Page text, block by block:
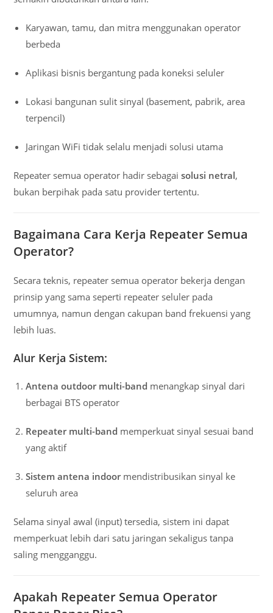
Karyawan, tamu, dan mitra menggunakan operator
berbeda
Aplikasi bisnis bergantung pada koneksi seluler
Lokasi bangunan sulit sinyal (basement, pabrik, area
terpencil)
Jaringan WiFi tidak selalu menjadi solusi utama
Repeater semua operator hadir sebagaisolusi netral,
bukan berpihak pada satu provider tertentu.
Bagaimana Cara Kerja Repeater Semua
Operator?
Secara teknis, repeater semua operator bekerja dengan
prinsip yang sama seperti repeater seluler pada
umumnya, namun dengan cakupan band frekuensi yang
lebih luas.
Alur Kerja Sistem:
Antena outdoor multi-band menangkap sinyal dari
berbagai BTS operator
Repeater multi-band memperkuat sinyal sesuai band
yang aktif
Sistem antena indoormendistribusikan sinyal ke
seluruh area
Selama sinyal awal (input) tersedia, sistem ini dapat
memperkuat lebih dari satu jaringan sekaligus tanpa
saling mengganggu.
Apakah Repeater Semua Operator